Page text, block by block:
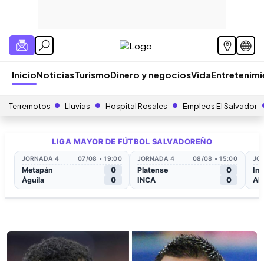
InicioNoticiasTurismoDinero y negociosVida
Terremotos Lluvias Hospital Rosales Empleos El Salvador